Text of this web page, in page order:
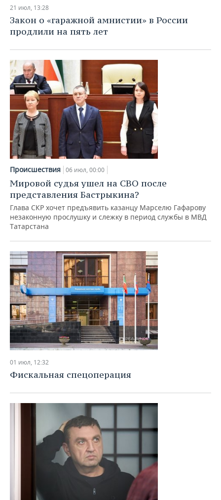
НЕФТЕХИМИЯ
НЕФТЬ
ОПК
ЭНЕРГЕТИКА
РОЗНИЧНАЯ ТОРГОВЛЯ
УСЛУГИ
НОВОСТИ ТЕХНОЛОГИЙ
МЕДИА
ТЕЛЕКОММУНИКАЦИИ
МЕРОПРИЯТИЯ
ВЫЕЗДНАЯ РЕДАКЦИЯ
БИЗНЕС-БРАНЧИ
ONLINE-КОНФЕРЕНЦИИ
ОТКРЫТАЯ ЛЕКЦИЯ
НОВОСТИ СПОРТА
ФУТБОЛ
ХОККЕЙ
БАСКЕТБОЛ
ВОЛЕЙБОЛ
КИБЕРСПОРТ
ФИГУРНОЕ КАТАНИЕ
ВОДНЫЕ ВИДЫ СПОРТА
ОБЩЕСТВО
НОВОСТИ ОБЩЕСТВА
ВЛАСТЬ
ИНФРАСТРУКТУРА
ИСТОРИЯ
КУЛЬТУРА
МЕДИЦИНА
ОБРАЗОВАНИЕ
ФОТОГАЛЕРЕЯ
СЮЖЕТЫ
СПРАВОЧНИК
СПИСОК ПЕРСОН
СПИСОК КОМПАНИЙ
ПОЛНАЯ ВЕРСИЯ
21 июл, 13:28
Закон о «гаражной амнистии» в России
продлили на пять лет
Происшествия 06 июл, 00:00
Мировой судья ушел на СВО после
представления Бастрыкина?
Глава СКР хочет предъявить казанцу Марселю Гафарову
незаконную прослушку и слежку в период службы в МВД
Татарстана
01 июл, 12:32
Фискальная спецоперация